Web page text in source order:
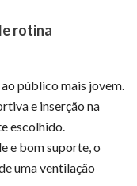
rotina
público mais jovem.
e inserção na
escolhido.
e bom suporte, o
uma ventilação